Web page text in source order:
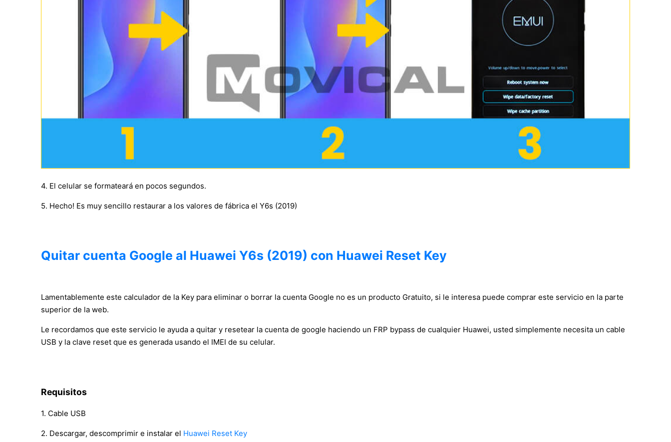
4. El celular se formateará en pocos segundos.
5. Hecho! Es muy sencillo restaurar a los valores de fábrica el Y6s (2019)
Quitar cuenta Google al Huawei Y6s (2019) con Huawei Reset Key
Lamentablemente este calculador de la Key para eliminar o borrar la cuenta Google no es un producto Gratuito, si le interesa puede comprar este servicio en la parte
superior de la web.
Le recordamos que este servicio le ayuda a quitar y resetear la cuenta de google haciendo un FRP bypass de cualquier Huawei, usted simplemente necesita un cable
USB y la clave reset que es generada usando el IMEI de su celular.
Requisitos
1. Cable USB
2. Descargar, descomprimir e instalar el Huawei Reset Key